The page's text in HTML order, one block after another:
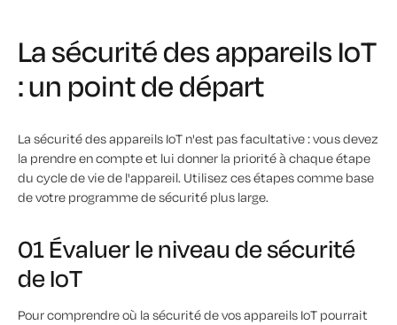
La sécurité des appareils IoT
: un point de départ
La sécurité des appareils IoT n'est pas facultative : vous devez
la prendre en compte et lui donner la priorité à chaque étape
du cycle de vie de l'appareil. Utilisez ces étapes comme base
de votre programme de sécurité plus large.
01 Évaluer le niveau de sécurité
de IoT
Pour comprendre où la sécurité de vos appareils IoT pourrait